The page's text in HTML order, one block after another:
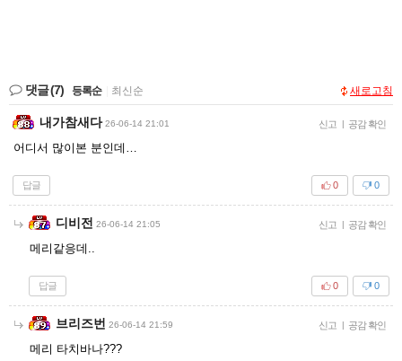
댓글(7) 등록순 최신순 새로고침
내가참새다 26-06-14 21:01 신고 | 공감 확인
어디서 많이본 분인데…
답글 0
0
디비전 26-06-14 21:05 신고 | 공감 확인
메리같응데..
답글 0
0
브리즈번 26-06-14 21:59 신고 | 공감 확인
메리 타치바나???